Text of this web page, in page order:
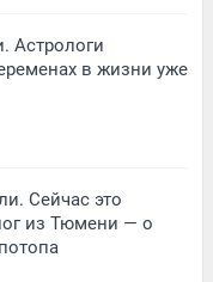
Астрологи
в жизни уже
Сейчас это
из Тюмени — о